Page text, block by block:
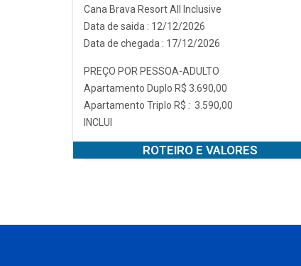
Cana Brava Resort All Inclusive
Data de saida : 12/12/2026
Data de chegada : 17/12/2026
PREÇO POR PESSOA-ADULTO
Apartamento Duplo R$ 3.690,00
Apartamento Triplo R$ : 3.590,00
INCLUI
ROTEIRO E VALORES